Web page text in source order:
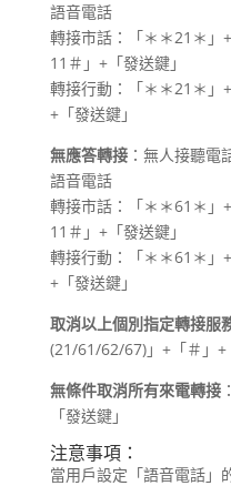
語音電話
轉接市話：「＊＊21＊」
11＃」+「發送鍵」
轉接行動：「＊＊21＊」
+「發送鍵」
無應答轉接：無人接聽電
語音電話
轉接市話：「＊＊61＊」
11＃」+「發送鍵」
轉接行動：「＊＊61＊」
+「發送鍵」
取消以上個別指定轉接服
(21/61/62/67)」+「＃」+
無條件取消所有來電轉接
「發送鍵」
注意事項：
當用戶設定「語音電話」